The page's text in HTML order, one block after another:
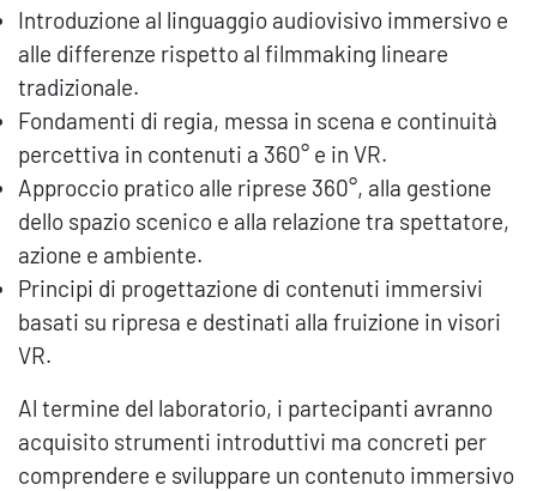
Introduzione al linguaggio audiovisivo immersivo e
alle differenze rispetto al filmmaking lineare
tradizionale.
Fondamenti di regia, messa in scena e continuità
percettiva in contenuti a 360° e in VR.
Approccio pratico alle riprese 360°, alla gestione
dello spazio scenico e alla relazione tra spettatore,
azione e ambiente.
Principi di progettazione di contenuti immersivi
basati su ripresa e destinati alla fruizione in visori
VR.
Al termine del laboratorio, i partecipanti avranno
acquisito strumenti introduttivi ma concreti per
comprendere e sviluppare un contenuto immersivo